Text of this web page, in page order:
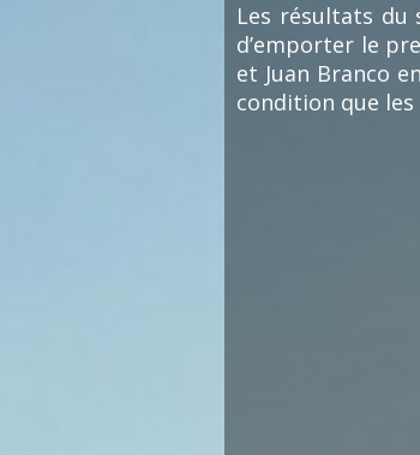
Les résultats du
d’emporter le
et Juan Branco
condition que